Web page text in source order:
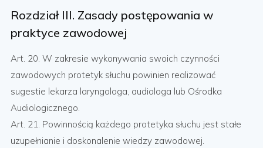
Rozdział III. Zasady postępowania w
praktyce zawodowej
Art. 20. W zakresie wykonywania swoich czynności
zawodowych protetyk słuchu powinien realizować
sugestie lekarza laryngologa, audiologa lub Ośrodka
Audiologicznego.
Art. 21. Powinnością każdego protetyka słuchu jest stałe
uzupełnianie i doskonalenie wiedzy zawodowej.